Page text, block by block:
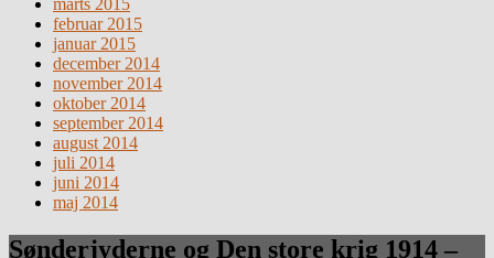
februar 2015
januar 2015
december 2014
november 2014
oktober 2014
september 2014
august 2014
juli 2014
juni 2014
maj 2014
Sønderjyderne og Den store krig 1914 –